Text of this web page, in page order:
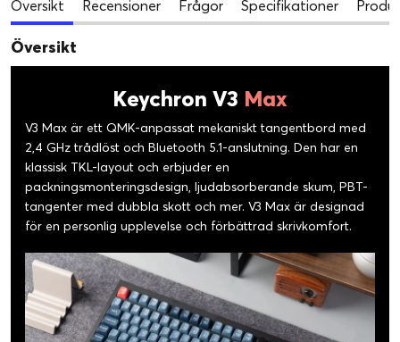
Översikt Recensioner Frågor Specifikationer
Översikt
Keychron V3 Max
V3 Max är ett QMK-anpassat mekaniskt tangentbord med
2,4 GHz trådlöst och Bluetooth 5.1-anslutning. Den har en
klassisk TKL-layout och erbjuder en
packningsmonteringsdesign, ljudabsorberande skum, PBT-
tangenter med dubbla skott och mer. V3 Max är designad
för en personlig upplevelse och förbättrad skrivkomfort.